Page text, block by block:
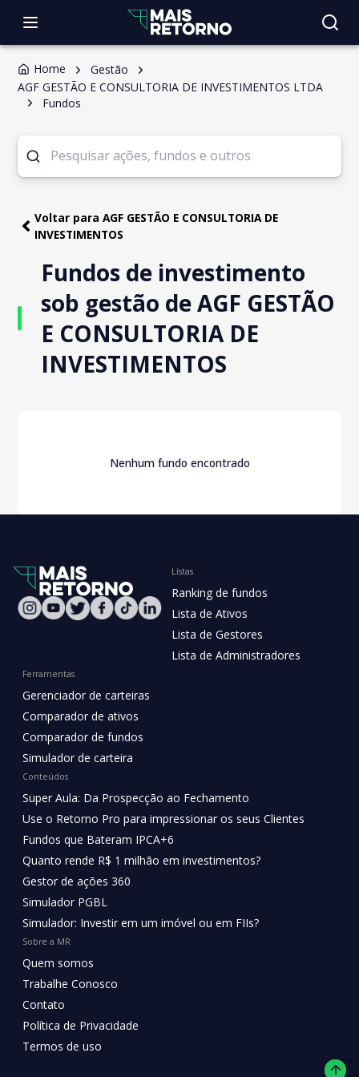
Home
Gestão
AGF GESTÃO E CONSULTORIA DE INVESTIMENTOS LTDA
Fundos
Voltar para AGF GESTÃO E CONSULTORIA DE
INVESTIMENTOS
Fundos de investimento
sob gestão de AGF GESTÃO
E CONSULTORIA DE
INVESTIMENTOS
Nenhum fundo encontrado
Listas
Ranking de fundos
Lista de Ativos
Lista de Gestores
Lista de Administradores
Ferramentas
Gerenciador de carteiras
Comparador de ativos
Comparador de fundos
Simulador de carteira
Conteúdos
Super Aula: Da Prospecção ao Fechamento
Use o Retorno Pro para impressionar os seus Clientes
Fundos que Bateram IPCA+6
Quanto rende R$ 1 milhão em investimentos?
Gestor de ações 360
Simulador PGBL
Simulador: Investir em um imóvel ou em FIIs?
Sobre a MR
Quem somos
Trabalhe Conosco
Contato
Política de Privacidade
Termos de uso